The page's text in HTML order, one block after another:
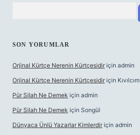
SON YORUMLAR
Orjinal Kürtçe Nerenin Kürtçesidir için admin
Orjinal Kürtçe Nerenin Kürtçesidir için Kıvılcım
Pür Silah Ne Demek için admin
Pür Silah Ne Demek için Songül
Dünyaca Ünlü Yazarlar Kimlerdir için admin